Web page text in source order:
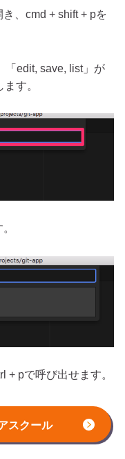
スクール
、cmd + shift + pを
「edit, save, list」が
す。
+ pで呼び出せます。